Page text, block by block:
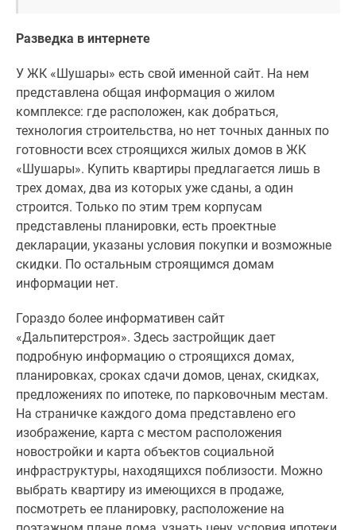
Разведка в интернете
У ЖК «Шушары» есть свой именной сайт. На нем
представлена общая информация о жилом
комплексе: где расположен, как добраться,
технология строительства, но нет точных данных по
готовности всех строящихся жилых домов в ЖК
«Шушары». Купить квартиры предлагается лишь в
трех домах, два из которых уже сданы, а один
строится. Только по этим трем корпусам
представлены планировки, есть проектные
декларации, указаны условия покупки и возможные
скидки. По остальным строящимся домам
информации нет.
Гораздо более информативен сайт
«Дальпитерстроя». Здесь застройщик дает
подробную информацию о строящихся домах,
планировках, сроках сдачи домов, ценах, скидках,
предложениях по ипотеке, по парковочным местам.
На страничке каждого дома представлено его
изображение, карта с местом расположения
новостройки и карта объектов социальной
инфраструктуры, находящихся поблизости. Можно
выбрать квартиру из имеющихся в продаже,
посмотреть ее планировку, расположение на